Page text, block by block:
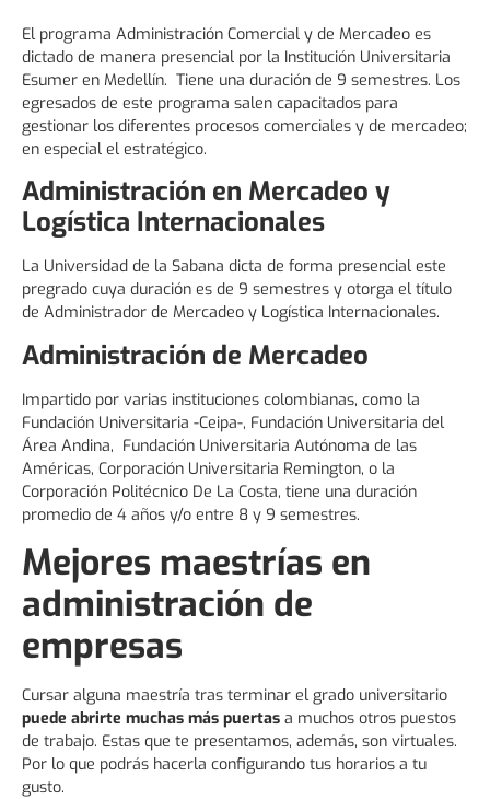
El programa Administración Comercial y de Mercadeo es
dictado de manera presencial por la Institución Universitaria
Esumer en Medellín. Tiene una duración de 9 semestres. Los
egresados de este programa salen capacitados para
gestionar los diferentes procesos comerciales y de mercadeo;
en especial el estratégico.
Administración en Mercadeo y
Logística Internacionales
La Universidad de la Sabana dicta de forma presencial este
pregrado cuya duración es de 9 semestres y otorga el título
de Administrador de Mercadeo y Logística Internacionales.
Administración de Mercadeo
Impartido por varias instituciones colombianas, como la
Fundación Universitaria -Ceipa-, Fundación Universitaria del
Área Andina, Fundación Universitaria Autónoma de las
Américas, Corporación Universitaria Remington, o la
Corporación Politécnico De La Costa, tiene una duración
promedio de 4 años y/o entre 8 y 9 semestres.
Mejores maestrías en
administración de
empresas
Cursar alguna maestría tras terminar el grado universitario
puede abrirte muchas más puertas a muchos otros puestos
de trabajo. Estas que te presentamos, además, son virtuales.
Por lo que podrás hacerla configurando tus horarios a tu
gusto.